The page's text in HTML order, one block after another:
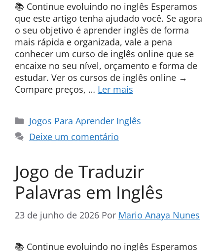
📚 Continue evoluindo no inglês Esperamos
que este artigo tenha ajudado você. Se agora
o seu objetivo é aprender inglês de forma
mais rápida e organizada, vale a pena
conhecer um curso de inglês online que se
encaixe no seu nível, orçamento e forma de
estudar. Ver os cursos de inglês online →
Compare preços, … Ler mais
Categorias
Jogos Para Aprender Inglês
Deixe um comentário
Jogo de Traduzir
Palavras em Inglês
23 de junho de 2026 Por Mario Anaya Nunes
📚 Continue evoluindo no inglês Esperamos